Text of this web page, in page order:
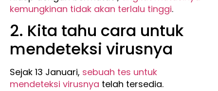
kemungkinan tidak akan terlalu tinggi.
2. Kita tahu cara untuk
mendeteksi virusnya
Sejak 13 Januari, sebuah tes untuk
mendeteksi virusnya telah tersedia.